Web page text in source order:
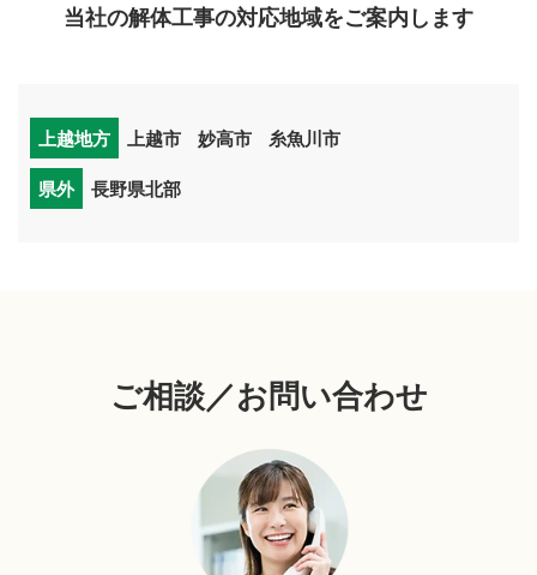
当社の解体工事の対応地域をご案内します
上越地方 上越市 妙高市
糸魚川市
県外
長野県北部
ご相談／お問い合わせ